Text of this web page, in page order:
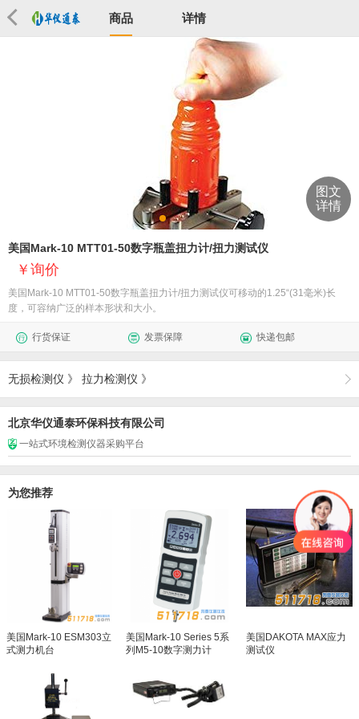
商品 详情
图文
详情
美国Mark-10 MTT01-50数字瓶盖扭力计/扭力测试仪
询价
美国Mark-10 MTT01-50数字瓶盖扭力计/扭力测试仪可移动的1.25“(31毫米)长
度，可容纳广泛的样本形状和大小。
行货保证 发票保障 快递包邮
无损检测仪 》 拉力检测仪 》
北京华仪通泰环保科技有限公司
一站式环境检测仪器采购平台
为您推荐
美国Mark-10 ESM303立
式测力机台
美国Mark-10 Series 5系
列M5-10数字测力计
美国DAKOTA MAX应力
测试仪